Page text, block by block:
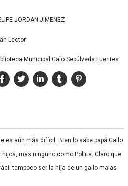
JORDAN JIMENEZ
Lector
Municipal Galo Sepúlveda Fuentes
es aún más difícil. Bien lo sabe papá Gallo
mas ninguno como Pollita. Claro que
tampoco ser la hija de un gallo malas